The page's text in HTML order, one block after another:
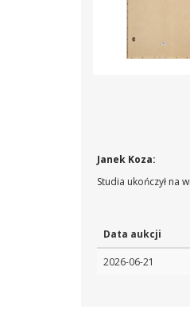
Janek Koza:
Studia ukończył na
Data aukcji
2026-06-21